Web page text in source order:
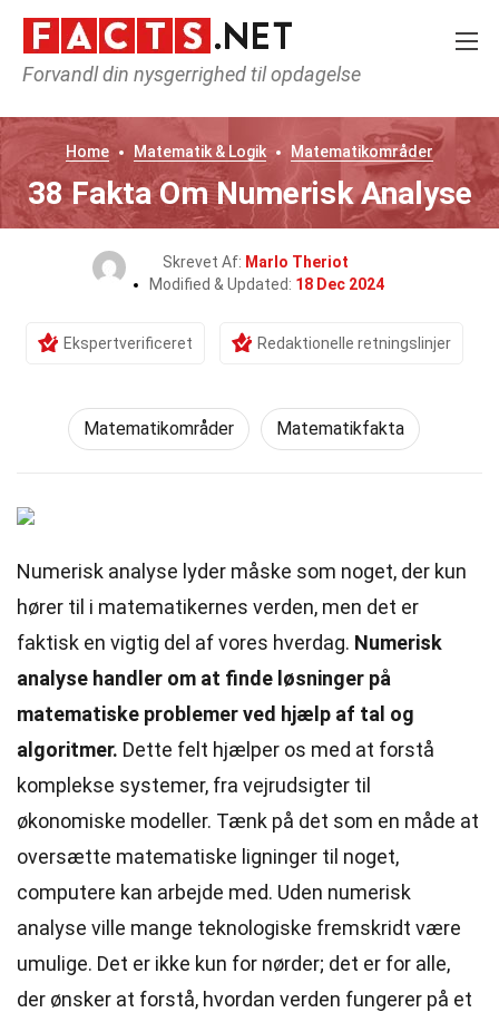
Forvandl din nysgerrighed til opdagelse
Home Matematik & Logik Matematikområder
38 Fakta Om Numerisk Analyse
Skrevet Af: Marlo Theriot
Modified & Updated: 18 Dec 2024
Ekspertverificeret Redaktionelle retningslinjer
Matematikområder Matematikfakta
Numerisk analyse lyder måske som noget, der kun
hører til i matematikernes verden, men det er
faktisk en vigtig del af vores hverdag. Numerisk
analyse handler om at finde løsninger på
matematiske problemer ved hjælp af tal og
algoritmer. Dette felt hjælper os med at forstå
komplekse systemer, fra vejrudsigter til
økonomiske modeller. Tænk på det som en måde at
oversætte matematiske ligninger til noget,
computere kan arbejde med. Uden numerisk
analyse ville mange teknologiske fremskridt være
umulige. Det er ikke kun for nørder; det er for alle,
der ønsker at forstå, hvordan verden fungerer på et